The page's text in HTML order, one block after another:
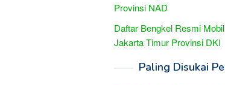
Provinsi NAD
Daftar Bengkel Resmi
Jakarta Timur Provinsi DKI
Paling Disukai